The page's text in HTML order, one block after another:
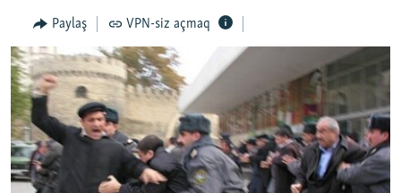
FƏRQƏ BAX
QANUNI DOĞRU
ARAŞDIRMA
MULTIMEDIA
VIDEO
FOTOQALEREYA
RADIO ARXIV
OXU ZALI
HAQQIMIZDA
Paylaş VPN-siz açmaq